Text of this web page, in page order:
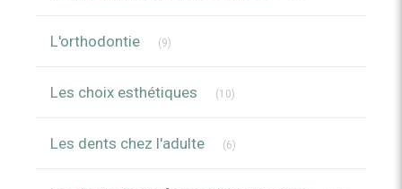
L'orthodontie (9)
Les choix esthétiques (10)
Les dents chez l'adulte (6)